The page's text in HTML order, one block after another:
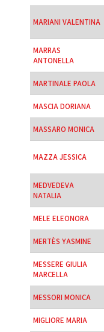
MARIANI VALENTINA
MARRAS
ANTONELLA
MARTINALE PAOLA
MASCIA DORIANA
MASSARO MONICA
MAZZA JESSICA
MEDVEDEVA
NATALIA
MELE ELEONORA
MERTÈS YASMINE
MESSERE GIULIA
MARCELLA
MESSORI MONICA
MIGLIORE MARIA